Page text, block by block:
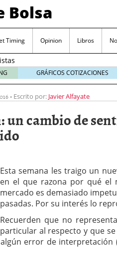
Bolsa
Timing Opinion Libros
los ETF de Bitcoin noviembre 22,
empresas que destacan por
2024
Una poderosa
septiembre 23, 2024
GRÁFICOS COTIZACIONES
- Escrito por: Javier Alfayate
un cambio de
Esta semana les traigo un
en el que razona por qué el
mercado es demasiado
pasadas. Por su interés lo
Recuerden que no
particular al respecto y que
error de